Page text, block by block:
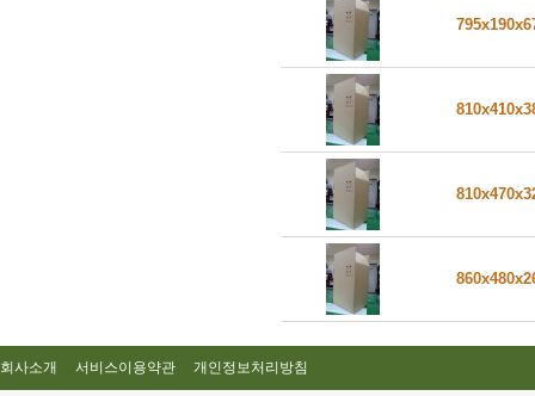
회사소개 서비스이용약관 개인정보처리방침